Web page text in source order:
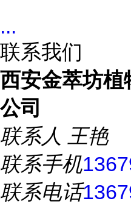
...
联系我们
西安金萃坊植
公司
联系人 王艳
联系手机
联系电话